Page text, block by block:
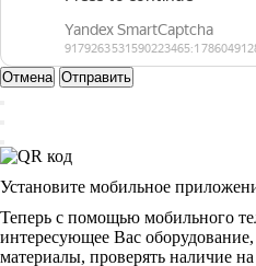
Отмена Отправить
Установите мобильное
Теперь с помощью мобильного
интересующее Вас
материалы, проверять наличие на